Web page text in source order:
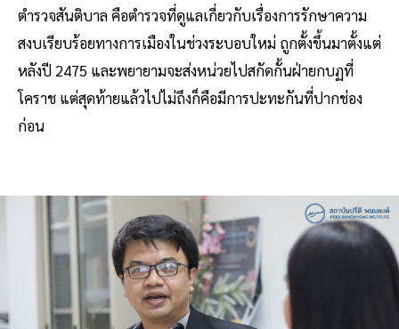
ตำรวจสันติบาล คือตำรวจที่ดูแลเกี่ยวกับเรื่องการรักษาความ
สงบเรียบร้อยทางการเมืองในช่วงระบอบใหม่ ถูกตั้งขึ้นมาตั้งแต่
หลังปี 2475 และพยายามจะส่งหน่วยไปสกัดกั้นฝ่ายกบฏที่
โคราช แต่สุดท้ายแล้วไปไม่ถึงก็คือมีการปะทะกันที่ปากช่อง
ก่อน